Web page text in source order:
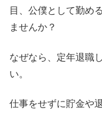
目、公僕として勤め
ませんか？
なぜなら、定年退職
い。
仕事をせずに貯金や